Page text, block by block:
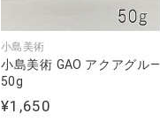
小島美術
小島美術 GAO アクアグル―
50g
¥1,650